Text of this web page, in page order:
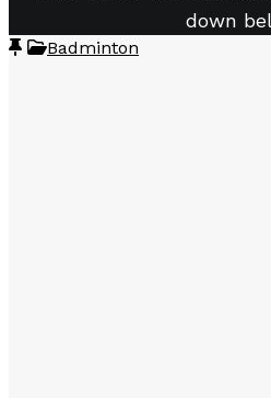
down
Badminton